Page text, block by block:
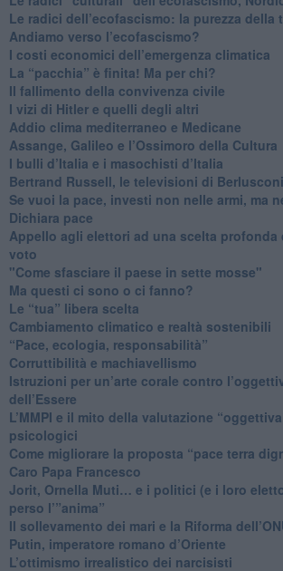
Le radici dell’ecofascismo: la purezza della
Andiamo verso l’ecofascismo?
I costi economici dell’emergenza climatica
​La “pacchia” è finita! Ma per chi?
​Il fallimento della convivenza civile
​I vizi di Hitler e quelli degli altri
Addio clima mediterraneo e Medicane
​Assange, Galileo e l’Ossimoro della Cultura
​I bulli d’Italia e i masochisti d’Italia
​Bertrand Russell, le televisioni di Berlusconi
​Se vuoi la pace, investi non nelle armi, ma
​Dichiara pace
​Appello agli elettori ad una scelta profonda
voto
"Come sfasciare il paese in sette mosse"
​Ma questi ci sono o ci fanno?
​Le “tua” libera scelta
Cambiamento climatico e realtà sostenibili
“Pace, ecologia, responsabilità”
​Corruttibilità e machiavellismo
Istruzioni per un’arte corale contro
dell’Essere
​L’MMPI e il mito della valutazione
psicologici
Come migliorare la proposta “pace terra
Caro Papa Francesco
​Jorit, Ornella Muti… e i politici (e i loro
perso l’”anima”
​Il sollevamento dei mari e la Riforma
Putin, imperatore romano d’Oriente
​L’ottimismo irrealistico dei narcisisti